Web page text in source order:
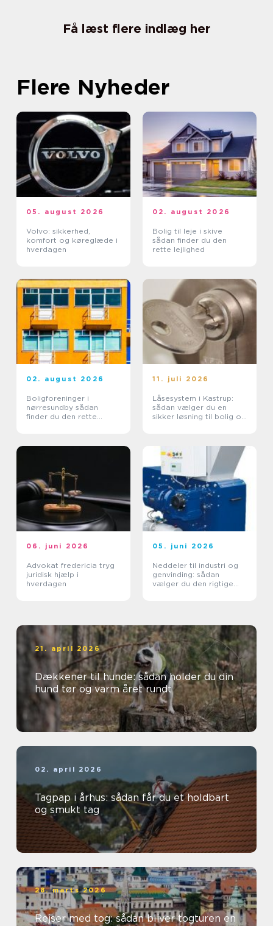
Få læst flere indlæg her
Flere Nyheder
05. august 2026
Volvo: sikkerhed,
komfort og køreglæde i
hverdagen
02. august 2026
Bolig til leje i skive
sådan finder du den
rette lejlighed
02. august 2026
Boligforeninger i
nørresundby sådan
finder du den rette
11. juli 2026
Låsesystem i Kastrup:
sådan vælger du en
sikker løsning til bolig og
06. juni 2026
Advokat fredericia tryg
juridisk hjælp i
hverdagen
05. juni 2026
Neddeler til industri og
genvinding: sådan
vælger du den rigtige
21. april 2026
Dækkener til hunde: sådan holder du din
hund tør og varm året rundt
02. april 2026
Tagpap i århus: sådan får du et holdbart
og smukt tag
28. marts 2026
Rejser med tog: sådan bliver togturen en